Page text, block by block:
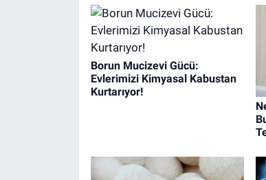
Borun Mucizevi Gücü:
Evlerimizi Kimyasal Kabustan
Kurtarıyor!